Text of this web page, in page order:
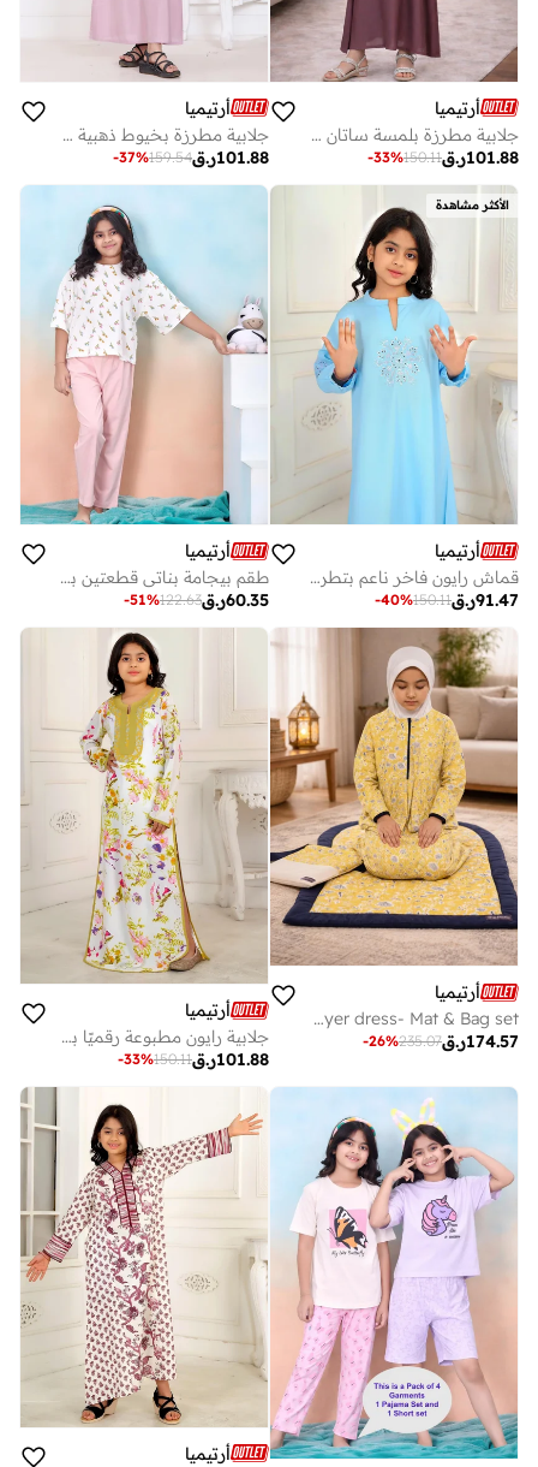
أرتيميا
جلابية مطرزة بلمسة ساتان ناعمة ولامعة
ر.ق101.88
150.11
-33%
أرتيميا
جلابية مطرزة بخيوط ذهبية بنسيج فاخر ناعم
ر.ق101.88
159.54
-37%
الأكثر مشاهدة
أرتيميا
قماش رايون فاخر ناعم بتطريز رقيق وتفاصيل أكمام
ر.ق91.47
150.11
-40%
أرتيميا
طقم بيجامة بناتي قطعتين بطبعة زهور وبلوزة قصيرة بلون الخوخي
ر.ق60.35
122.63
-51%
أرتيميا
Yellow Printed Girls Prayer dress- Mat & Bag set
ر.ق174.57
235.07
-26%
أرتيميا
جلابية رايون مطبوعة رقميًا بتأثير السحق
ر.ق101.88
150.11
-33%
أرتيميا